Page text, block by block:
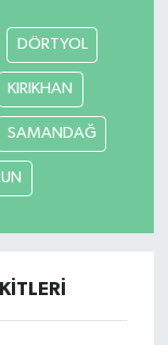
DÖRTYOL
KIRIKHAN
SAMANDAĞ